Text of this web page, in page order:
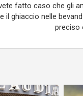
fatto caso che gli
il ghiaccio nelle
preciso